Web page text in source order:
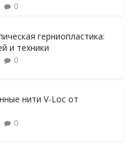
0
герниопластика:
и техники
0
нити V-Loc от
0